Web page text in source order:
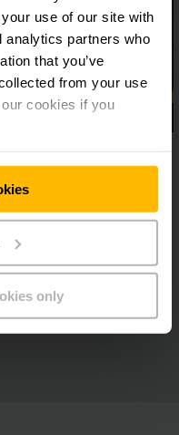
use of our site with
analytics partners who
that you’ve
from your use
cookies if you
only